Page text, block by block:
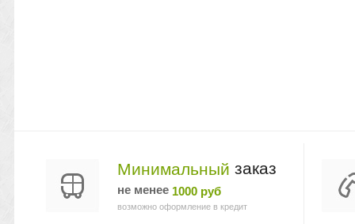
Минимальный заказ
не менее 1000 руб
возможно оформление в кредит